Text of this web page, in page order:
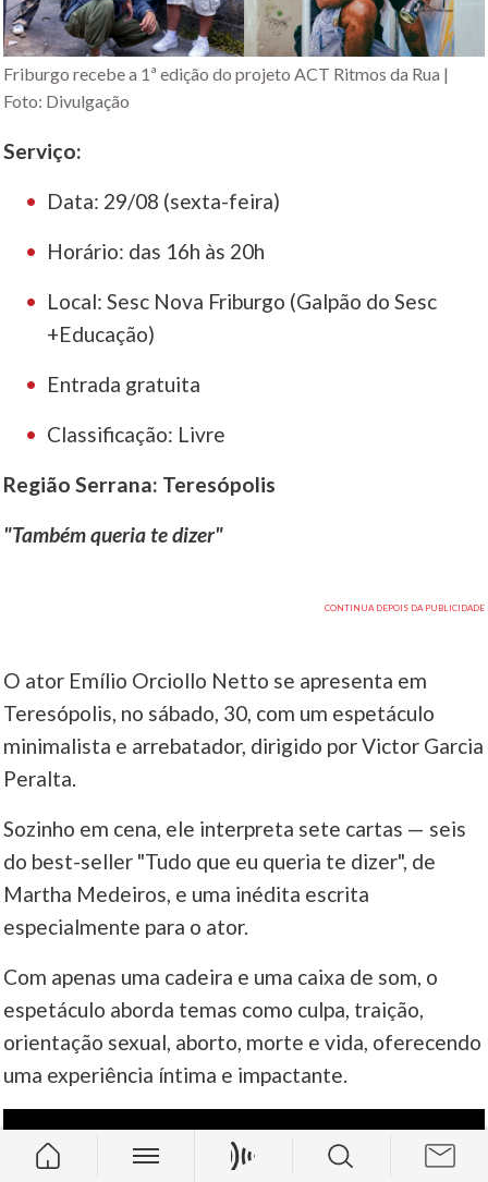
Friburgo recebe a 1ª edição do projeto ACT Ritmos da Rua |
Foto: Divulgação
Serviço:
Data: 29/08 (sexta-feira)
Horário: das 16h às 20h
Local: Sesc Nova Friburgo (Galpão do Sesc
+Educação)
Entrada gratuita
Classificação: Livre
Região Serrana: Teresópolis
"Também queria te dizer"
O ator Emílio Orciollo Netto se apresenta em
Teresópolis, no sábado, 30, com um espetáculo
minimalista e arrebatador, dirigido por Victor Garcia
Peralta.
Sozinho em cena, ele interpreta sete cartas — seis
do best-seller "Tudo que eu queria te dizer", de
Martha Medeiros, e uma inédita escrita
especialmente para o ator.
Com apenas uma cadeira e uma caixa de som, o
espetáculo aborda temas como culpa, traição,
orientação sexual, aborto, morte e vida, oferecendo
uma experiência íntima e impactante.